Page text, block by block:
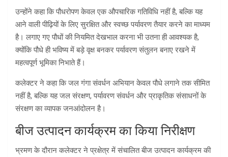
उन्होंने कहा कि पौधरोपण केवल एक औपचारिक गतिविधि नहीं है, बल्कि यह
आने वाली पीढ़ियों के लिए सुरक्षित और स्वच्छ पर्यावरण तैयार करने का माध्यम
है। लगाए गए पौधों की नियमित देखभाल करना भी उतना ही आवश्यक है,
क्योंकि पौधे ही भविष्य में बड़े वृक्ष बनकर पर्यावरण संतुलन बनाए रखने में
महत्वपूर्ण भूमिका निभाते हैं।
कलेक्टर ने कहा कि जल गंगा संवर्धन अभियान केवल पौधे लगाने तक सीमित
नहीं है, बल्कि यह जल संरक्षण, पर्यावरण संवर्धन और प्राकृतिक संसाधनों के
संरक्षण का व्यापक जनआंदोलन है।
बीज उत्पादन कार्यक्रम का किया निरीक्षण
भ्रमण के दौरान कलेक्टर ने प्रक्षेत्र में संचालित बीज उत्पादन कार्यक्रम की